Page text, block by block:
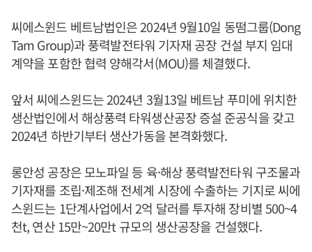
씨에스윈드 베트남법인은 2024년 9월10일 동떰그룹(Dong
Tam Group)과 풍력발전타워 기자재 공장 건설 부지 임대
계약을 포함한 협력 양해각서(MOU)를 체결했다.
앞서 씨에스윈드는 2024년 3월13일 베트남 푸미에 위치한
생산법인에서 해상풍력 타워생산공장 증설 준공식을 갖고
2024년 하반기부터 생산가동을 본격화했다.
롱안성 공장은 모노파일 등 육·해상 풍력발전타워 구조물과
기자재를 조립·제조해 전세계 시장에 수출하는 기지로 씨에
스윈드는 1단계사업에서 2억 달러를 투자해 장비별 500~4
천t, 연산 15만~20만t 규모의 생산공장을 건설했다.